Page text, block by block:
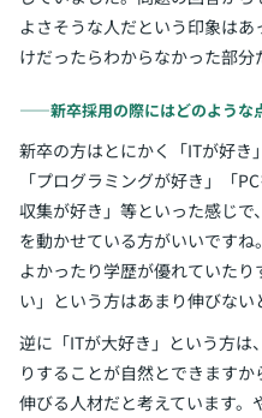
よさそうな人だという印象は
けだったらわからなかった部分
――新卒採用の際にはどのような
新卒の方はとにかく「ITが好き
「プログラミングが好き」「
収集が好き」等といった感じ
を動かせている方がいいです
よかったり学歴が優れていた
い」という方はあまり伸びない
逆に「ITが大好き」という方は
りすることが自然とできます
伸びる人材だと考えています